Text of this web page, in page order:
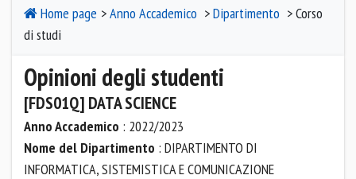
Home page >Anno Accademico >Dipartimento > Corso
di studi
Opinioni degli studenti
[FDS01Q] DATA SCIENCE
Anno Accademico : 2022/2023
Nome del Dipartimento : DIPARTIMENTO DI
INFORMATICA, SISTEMISTICA E COMUNICAZIONE